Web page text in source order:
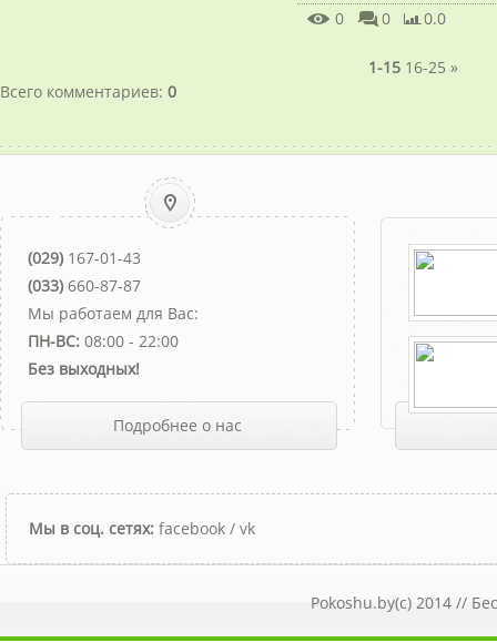
0
0 0.0
1-15 16-25 »
Всего комментариев: 0
(029) 167-01-43
(033) 660-87-87
Мы работаем для Вас:
ПН-ВС: 08:00 - 22:00
Без выходных!
Подробнее о нас
Мы в соц. сетях: facebook / vk
Pokoshu.by(c) 2014 //